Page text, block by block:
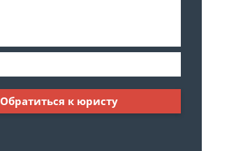
Обратиться к юристу